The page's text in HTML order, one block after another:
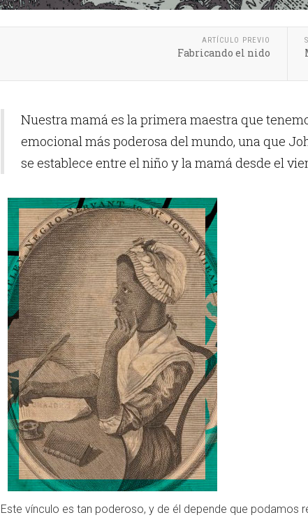
ARTÍCULO PREVIO
Fabricando el nido
Nuestra mamá es la primera maestra que
emocional más poderosa del mundo, una que
se establece entre el niño y la mamá desde el
Este vínculo es tan poderoso, y de él depende que podamos